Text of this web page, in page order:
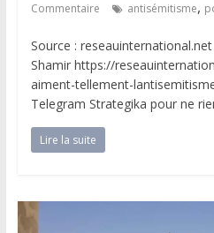
Commentaire
antisémitisme,
Source :
Shamir https://
aiment-tellement-
Telegram Strategika pour ne
Lire la suite